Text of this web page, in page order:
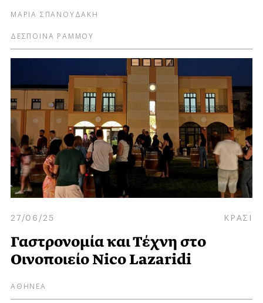
ΜΑΡΙΑ ΣΠΑΝΟΥΔΑΚΗ
ΔΕΣΠΟΙΝΑ ΡΑΜΜΟΥ
27/06/25 ΚΡΑΣΙ
Γαστρονομία και Τέχνη στο
Οινοποιείο Nico Lazaridi
ΑΘΗΝΕΑ